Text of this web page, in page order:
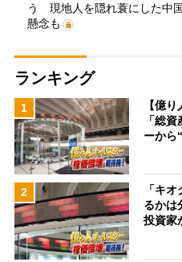
う 現地人を隠れ蓑にした中
懸念も
ランキング
1
【億
「総
ーか
2
「キ
るかは
投資